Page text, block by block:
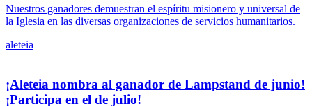
Nuestros ganadores demuestran el espíritu misionero y universal de
la Iglesia en las diversas organizaciones de servicios humanitarios.
aleteia
¡Aleteia nombra al ganador de Lampstand de junio!
¡Participa en el de julio!